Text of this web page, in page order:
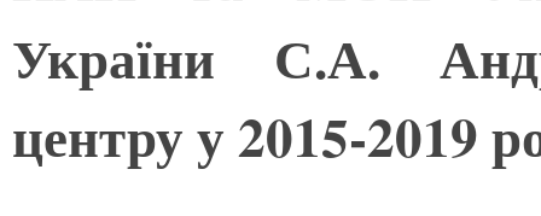
України С.А.
центру у 2015-2019